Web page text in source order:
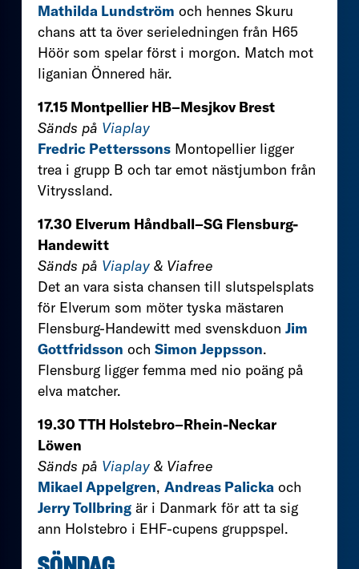
Mathilda Lundström och hennes Skuru
chans att ta över serieledningen från H65
Höör som spelar först i morgon. Match mot
liganian Önnered här.
17.15 Montpellier HB–Mesjkov Brest
Sänds på Viaplay
Fredric Petterssons Montopellier ligger
trea i grupp B och tar emot nästjumbon från
Vitryssland.
17.30 Elverum Håndball–SG Flensburg-
Handewitt
Sänds på Viaplay & Viafree
Det an vara sista chansen till slutspelsplats
för Elverum som möter tyska mästaren
Flensburg-Handewitt med svenskduon Jim
Gottfridsson och Simon Jeppsson.
Flensburg ligger femma med nio poäng på
elva matcher.
19.30 TTH Holstebro–Rhein-Neckar
Löwen
Sänds på Viaplay & Viafree
Mikael Appelgren, Andreas Palicka och
Jerry Tollbring är i Danmark för att ta sig
ann Holstebro i EHF-cupens gruppspel.